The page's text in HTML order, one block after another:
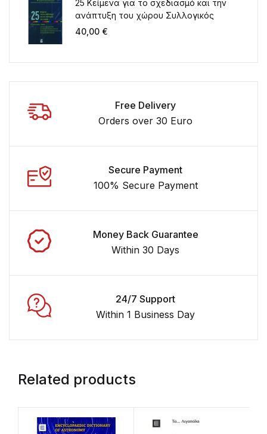
25 Κείμενα για το σχεδιασμό και την
ανάπτυξη του χώρου Συλλογικός
τόμος για τα 20 χρόνια λειτουργίας
40,00 €
Free Delivery
Orders over 30 Euro
Secure Payment
100% Secure Payment
Money Back Guarantee
Within 30 Days
24/7 Support
Within 1 Business Day
Related products